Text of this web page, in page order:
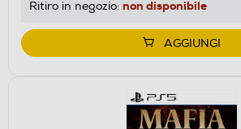
Ritiro in negozio: non disponibile
AGGIUNGI